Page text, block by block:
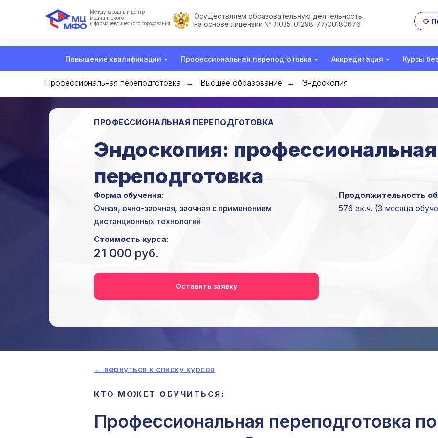
⚆
Осуществляем образовательную деятельность
на основе лицензии № Л035-01298-77/00180676
Международный центр
медицинского
и фармацевтического образования
Повышение квалификации Профессиональная переподготовка Аккредитация Курсы
Профессиональная переподготовка → Высшее образование → Эндоскопия
Эндоскопия: профессиональная
переподготовка
ПРОФЕССИОНАЛЬНАЯ ПЕРЕПОДГОТОВКА
Оставить заявку
Форма обучения:
Очная, очно-заочная, заочная с применением
дистанционных технологий
Стоимость курса:
21 000 руб.
Продолжительность
576 ак.ч. (3 месяца
← вернуться к списку курсов
КТО МОЖЕТ ОБУЧИТЬСЯ:
Профессиональная переподготовка по